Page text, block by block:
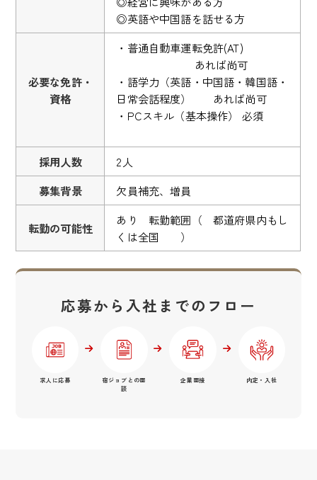
◎英語や中国語を話せる方
必要な免許・
資格
・普通自動車運転免許(AT)
あれば尚可
・語学力（英語・中国語・韓国語・
日常会話程度） あれば尚可
・PCスキル（基本操作） 必須
採用人数
2人
募集背景
欠員補充、増員
転勤の可能性
あり 転勤範囲（ 都道府県内もし
くは全国 ）
応募から入社までのフロー
求人に応募
宿ジョブとの面
談
企業面接 内定・入社